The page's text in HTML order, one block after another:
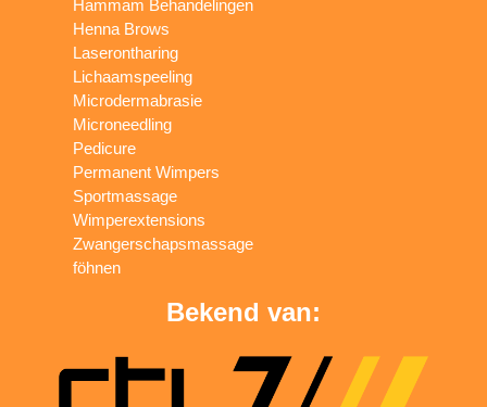
Hammam Behandelingen
Henna Brows
Laserontharing
Lichaamspeeling
Microdermabrasie
Microneedling
Pedicure
Permanent Wimpers
Sportmassage
Wimperextensions
Zwangerschapsmassage
föhnen
Bekend van: